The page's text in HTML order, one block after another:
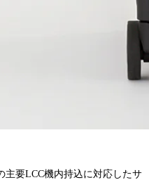
主要LCC機内持込に対応したサ